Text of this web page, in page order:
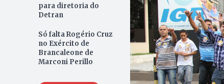
para diretoria do
Detran
Só falta Rogério Cruz
no Exército de
Brancaleone de
Marconi Perillo